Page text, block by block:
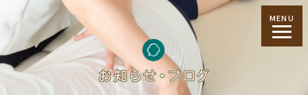
MENU